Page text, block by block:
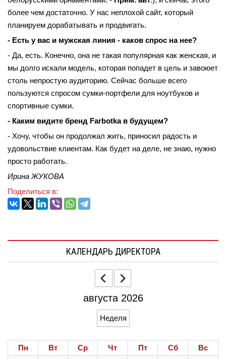
более чем достаточно. У нас неплохой сайт, который
планируем дорабатывать и продвигать.
- Есть у вас и мужская линия - каков спрос на нее?
- Да, есть. Конечно, она не такая популярная как женская, и
мы долго искали модель, которая попадет в цель и завоюет
столь непростую аудиторию. Сейчас больше всего
пользуются спросом сумки-портфели для ноутбуков и
спортивные сумки.
- Каким видите бренд Farbotka в будущем?
- Хочу, чтобы он продолжал жить, приносил радость и
удовольствие клиентам. Как будет на деле, не знаю, нужно
просто работать.
Ирина ЖУКОВА
Поделиться в:
КАЛЕНДАРЬ ДИРЕКТОРА
августа 2026
Неделя
Пн Вт Ср Чт Пт Сб
Вс